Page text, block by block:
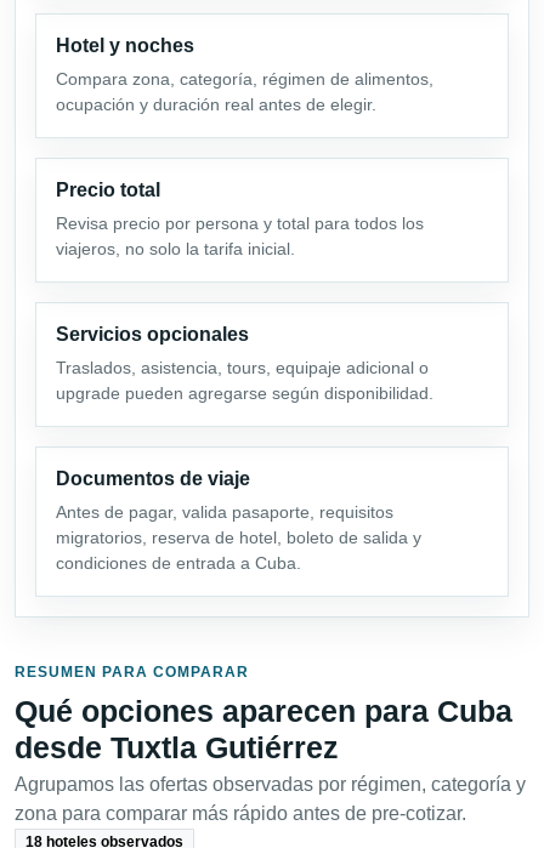
Hotel y noches
Compara zona, categoría, régimen de alimentos,
ocupación y duración real antes de elegir.
Precio total
Revisa precio por persona y total para todos los
viajeros, no solo la tarifa inicial.
Servicios opcionales
Traslados, asistencia, tours, equipaje adicional o
upgrade pueden agregarse según disponibilidad.
Documentos de viaje
Antes de pagar, valida pasaporte, requisitos
migratorios, reserva de hotel, boleto de salida y
condiciones de entrada a Cuba.
RESUMEN PARA COMPARAR
Qué opciones aparecen para Cuba
desde Tuxtla Gutiérrez
Agrupamos las ofertas observadas por régimen, categoría y
zona para comparar más rápido antes de pre-cotizar.
18 hoteles observados